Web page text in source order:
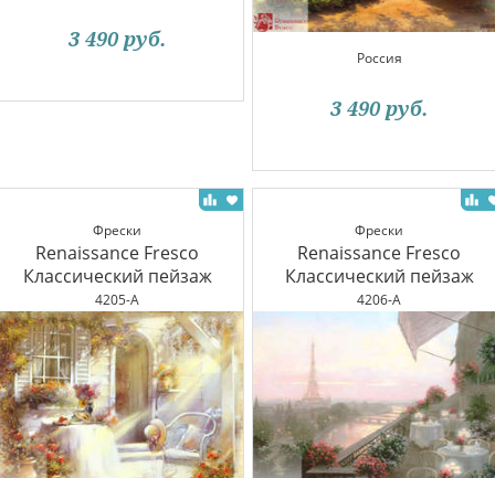
3 490 руб.
Россия
3 490 руб.
Фрески
Renaissance Fresco
Классический пейзаж
4205-A
Фрески
Renaissance Fresco
Классический пейзаж
4206-A